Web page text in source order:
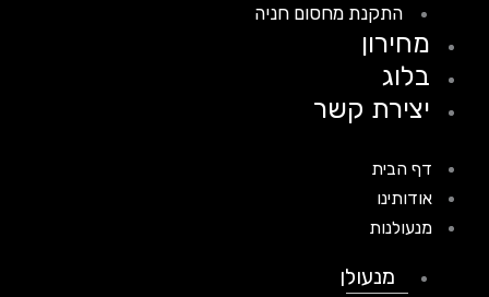
התקנת מחסום חניה
מחירון
בלוג
יצירת קשר
דף הבית
אודותינו
מנעולנות
מנעולן